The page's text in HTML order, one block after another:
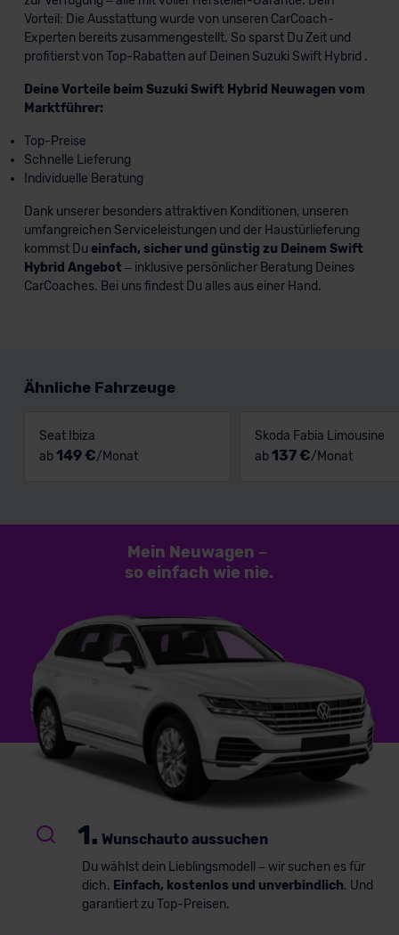
Vorteil: Die Ausstattung wurde von unseren CarCoach-
Experten bereits zusammengestellt. So sparst Du Zeit und
profitierst von Top-Rabatten auf Deinen Suzuki Swift Hybrid .
Deine Vorteile beim Suzuki Swift Hybrid Neuwagen vom
Marktführer:
Top-Preise
Schnelle Lieferung
Individuelle Beratung
Dank unserer besonders attraktiven Konditionen, unseren
umfangreichen Serviceleistungen und der Haustürlieferung
kommst Du einfach, sicher und günstig zu Deinem Swift
Hybrid Angebot – inklusive persönlicher Beratung Deines
CarCoaches. Bei uns findest Du alles aus einer Hand.
Ähnliche Fahrzeuge
Seat Ibiza
ab149 €/Monat
Skoda Fabia Limousine
ab137 €/Monat
Mein Neuwagen –
so einfach wie nie.
1. Wunschauto aussuchen
Du wählst dein Lieblingsmodell – wir suchen es für
dich. Einfach, kostenlos und unverbindlich. Und
garantiert zu Top-Preisen.